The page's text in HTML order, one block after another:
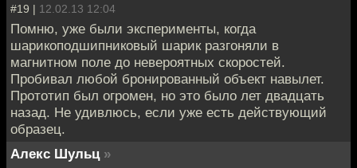
#19 | 12.02.13 12:04
Помню, уже были эксперименты, когда
шарикоподшипниковый шарик разгоняли в
магнитном поле до невероятных скоростей.
Пробивал любой бронированный объект навылет.
Прототип был огромен, но это было лет двадцать
назад. Не удивлюсь, если уже есть действующий
образец.
Алекс Шульц »